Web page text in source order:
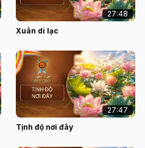
27:48
Xuân di lạc
27:47
Tịnh độ nơi đây